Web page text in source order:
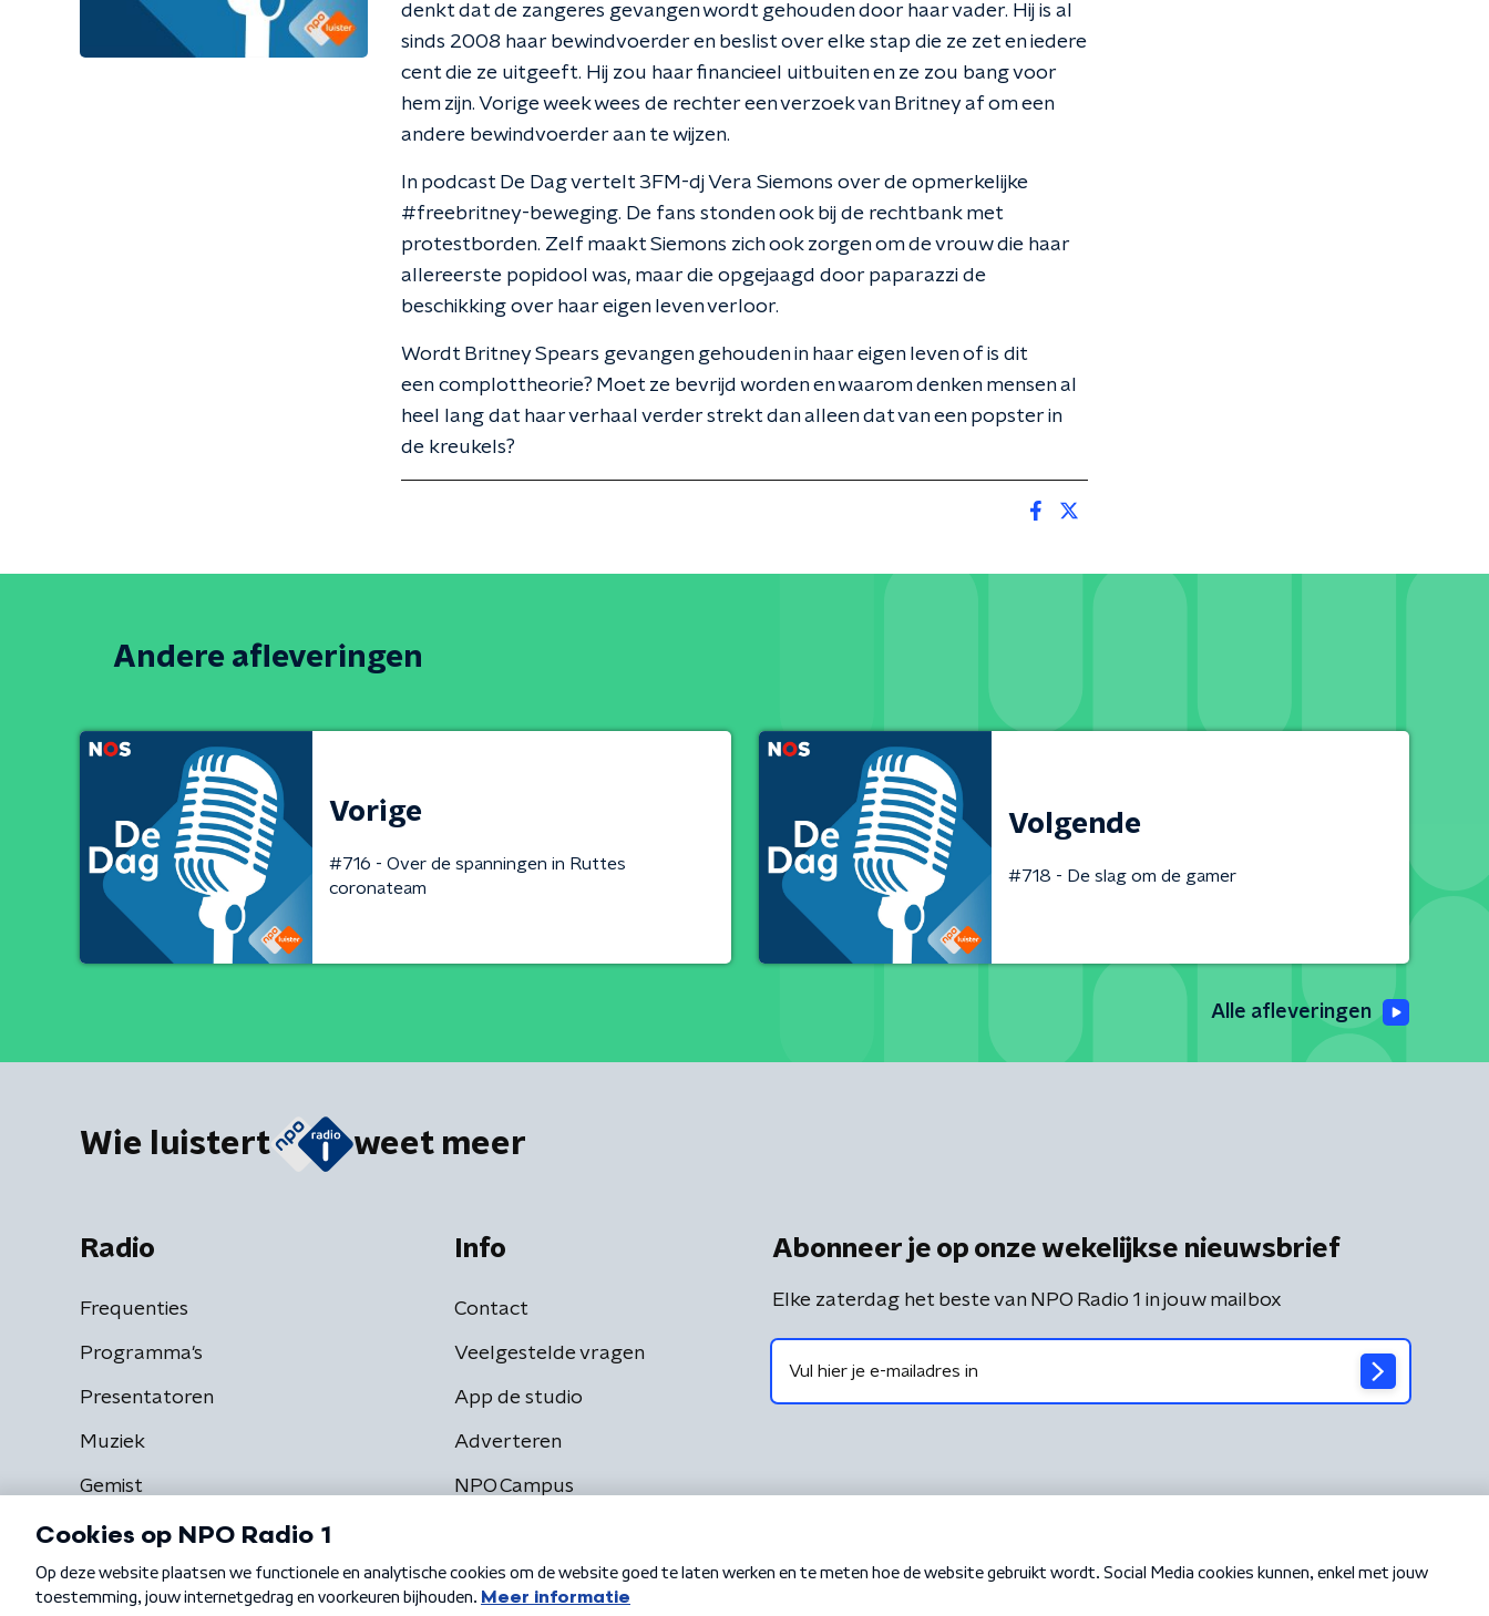
denkt dat de zangeres gevangen wordt gehouden door haar vader. Hij is al
sinds 2008 haar bewindvoerder en beslist over elke stap die ze zet en iedere
cent die ze uitgeeft. Hij zou haar financieel uitbuiten en ze zou bang voor
hem zijn. Vorige week wees de rechter een verzoek van Britney af om een
andere bewindvoerder aan te wijzen.
In podcast De Dag vertelt 3FM-dj Vera Siemons over de opmerkelijke
#freebritney-beweging. De fans stonden ook bij de rechtbank met
protestborden. Zelf maakt Siemons zich ook zorgen om de vrouw die haar
allereerste popidool was, maar die opgejaagd door paparazzi de
beschikking over haar eigen leven verloor.
Wordt Britney Spears gevangen gehouden in haar eigen leven of is dit
een complottheorie? Moet ze bevrijd worden en waarom denken mensen al
heel lang dat haar verhaal verder strekt dan alleen dat van een popster in
de kreukels?
Andere afleveringen
Vorige
#716 - Over de spanningen in Ruttes
coronateam
Volgende
#718 - De slag om de gamer
Alle afleveringen
Wie luistert weet meer
Radio
Frequenties
Programma's
Presentatoren
Muziek
Gemist
Info
Contact
Veelgestelde vragen
App de studio
Adverteren
NPO Campus
Abonneer je op onze wekelijkse nieuwsbrief
Elke zaterdag het beste van NPO Radio 1 in jouw mailbox
Algemene voorwaarden Privacybeleid